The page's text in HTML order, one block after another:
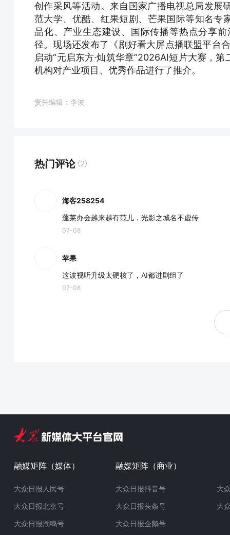
创作采风等活动。来自国家广播电视总局发展
范大学、优酷、红果短剧、芒果国际等知名专
品化、产业生态建设、国际传播等热点分享
径。现场还发布了《剧好看大屏点播联盟平台
启动“元启东方·灿筑华章”2026AI短片大赛，
机构对产业项目、优秀作品进行了推介。
责任编辑：李波
热门评论 (2)
海客258254
蓬莱办会越来越有范儿，光影之城名不虚传
07-08
苹果
这波视听升级太硬核了，AI都进剧组了
07-08
融媒矩阵（媒体）
大众日报人民号
大众日报北京号
大众日报潮鸣号
融媒矩阵（商业）
大众日报抖音号
大众日报头条号
大众日报企鹅号
大
大